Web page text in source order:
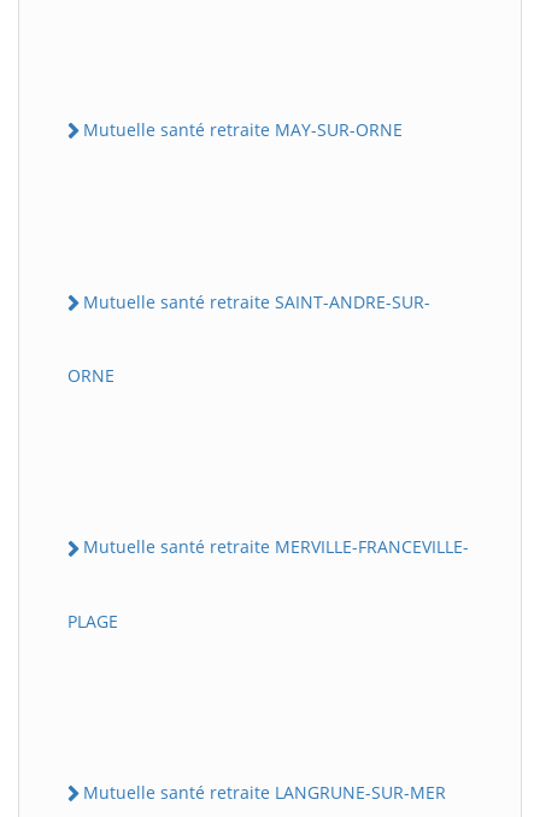
Mutuelle santé retraite MAY-SUR-ORNE
Mutuelle santé retraite SAINT-ANDRE-SUR-
ORNE
Mutuelle santé retraite MERVILLE-FRANCEVILLE-
PLAGE
Mutuelle santé retraite LANGRUNE-SUR-MER